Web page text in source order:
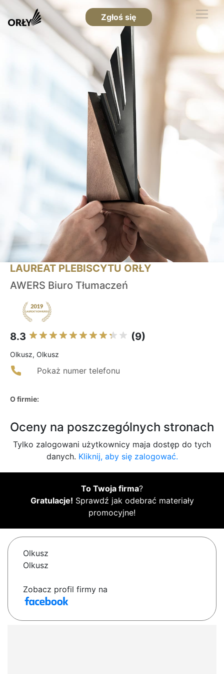
Zgłoś się
LAUREAT PLEBISCYTU ORŁY
AWERS Biuro Tłumaczeń
8.3 (9)
Olkusz, Olkusz
Pokaż numer telefonu
O firmie:
Oceny na poszczególnych stronach
Tylko zalogowani użytkownicy maja dostęp do tych
danych. Kliknij, aby się zalogować.
To Twoja firma?
Gratulacje! Sprawdź jak odebrać materiały
promocyjne!
Olkusz
Olkusz
Zobacz profil firmy na